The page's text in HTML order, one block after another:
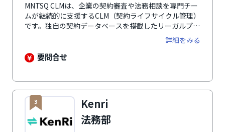
MNTSQ CLMは、企業の契約審査や法務相談を専門チー
ムが継続的に支援するCLM（契約ライフサイクル管理）
です。独自の契約データベースを搭載したリーガルプラ
ットフォームを基盤とし、実務経験を持つ法務メンバー
が契約レビューや調査業務を担当します。契約審査の品
質とスピードを安定させながら、社内の人手不足や属人
詳細をみる
要問合せ
3
Kenri
法務部